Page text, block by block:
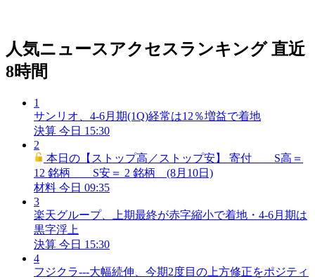
人気ニュースアクセスランキング 直近
8時間
1
サンリオ、4-6月期(1Q)経常は12％増益で着地
決算 今日 15:30
2
本日の【ストップ高／ストップ安】 寄付 S高＝
12 銘柄 S安＝ 2 銘柄 (8月10日)
材料 今日 09:35
3
楽天グループ、上期最終が赤字縮小で着地・4-6月期は
黒字浮上
決算 今日 15:30
4
フジクラ---大幅続伸、今期2度目の上方修正をポジティ